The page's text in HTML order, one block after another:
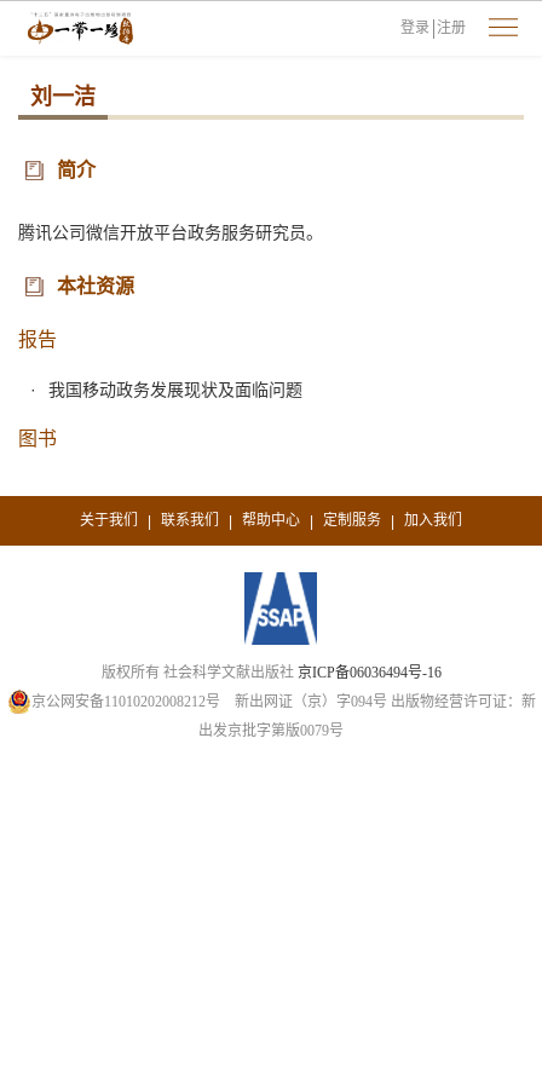
登录 注册
刘一洁
简介
腾讯公司微信开放平台政务服务研究员。
本社资源
报告
我国移动政务发展现状及面临问题
图书
关于我们 | 联系我们 | 帮助中心 | 定制服务 | 加入我们
版权所有 社会科学文献出版社 京ICP备06036494号-16
京公网安备11010202008212号 新出网证（京）字094号 出版物经营许可证：新
出发京批字第版0079号